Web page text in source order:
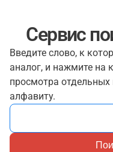
Сервис
Введите слово, к
аналог, и нажмите на
просмотра отдельных
алфавиту.